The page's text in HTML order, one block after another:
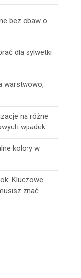
bez obaw o
dla sylwetki
warstwowo,
na różne
wpadek
kolory w
Kluczowe
znać